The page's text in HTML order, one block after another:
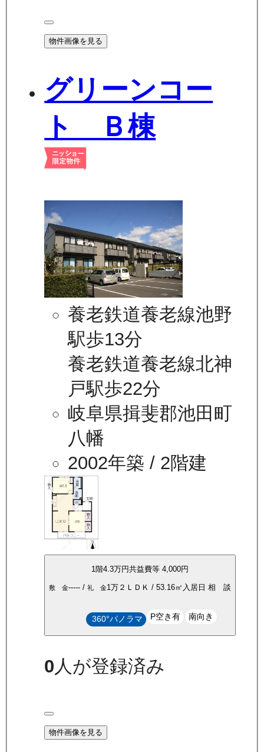
物件画像を見る
グリーンコー
ト Ｂ棟
養老鉄道養老線池野
駅歩13分
養老鉄道養老線北神
戸駅歩22分
岐阜県揖斐郡池田町
八幡
2002年築 / 2階建
1階4.3万円共益費等4,000円
敷 金----- /礼 金1万 ２ＬＤＫ /53.16㎡ 入居日相 談
360°パノラマ P空き有 南向き
0人が登録済み
物件画像を見る